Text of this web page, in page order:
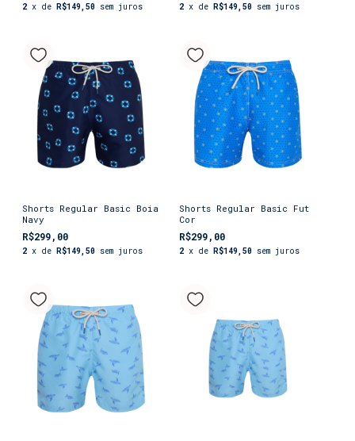
2 x de R$149,50 sem juros 2 x de R$149,50 sem juros
Shorts Regular Basic Boia
Navy
R$299,00
2 x de R$149,50 sem juros
Shorts Regular Basic Fut
Cor
R$299,00
2 x de R$149,50 sem juros